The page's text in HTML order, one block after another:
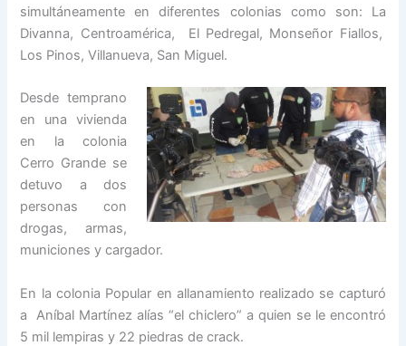
simultáneamente en diferentes colonias como son: La
Divanna, Centroamérica, El Pedregal, Monseñor Fiallos,
Los Pinos, Villanueva, San Miguel.
Desde temprano
en una vivienda
en la colonia
Cerro Grande se
detuvo a dos
personas con
drogas, armas,
municiones y cargador.
En la colonia Popular en allanamiento realizado se capturó
a Aníbal Martínez alías “el chiclero” a quien se le encontró
5 mil lempiras y 22 piedras de crack.